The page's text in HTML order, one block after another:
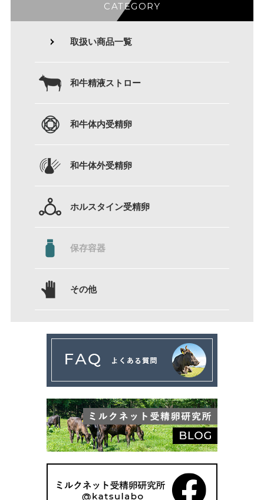
CATEGORY
取扱い商品一覧
和牛精液ストロー
和牛体内受精卵
和牛体外受精卵
ホルスタイン受精卵
保存容器
その他